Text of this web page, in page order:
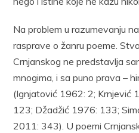
Na problem u razumevanju
rasprave o žanru poeme.
Crnjanskog ne predstavlja
mnogima, i sa puno prava –
(Ignjatović 1962: 2; Krnjević
123; Džadžić 1976: 133;
2011: 343). U poemi